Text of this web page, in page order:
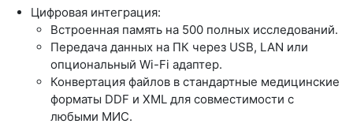
Цифровая интеграция:
Встроенная память на 500 полных исследований.
Передача данных на ПК через USB, LAN или
опциональный Wi-Fi адаптер.
Конвертация файлов в стандартные медицинские
форматы DDF и XMLдля совместимости с
любыми МИС.